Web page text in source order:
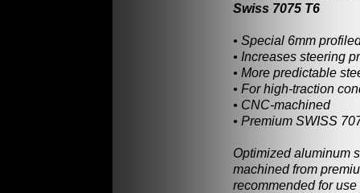
Swiss 7075 T6
• Special 6mm
• Increases steering
• More predictable
• For high-traction
• CNC-machined
• Premium SWISS
Optimized aluminum
machined from
recommended for